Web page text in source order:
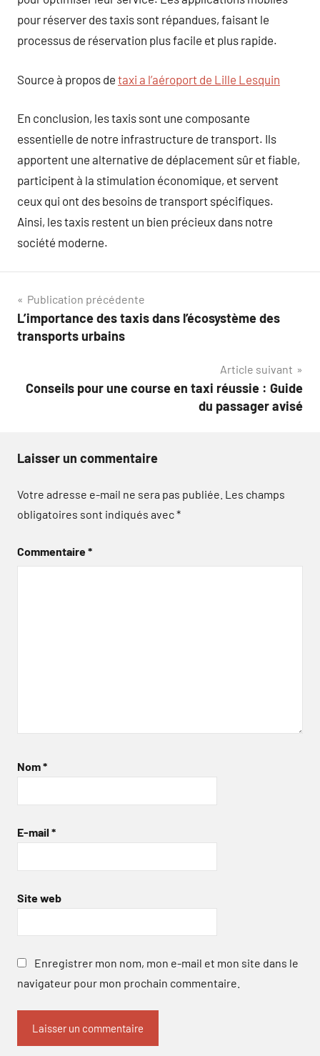
pour réserver des taxis sont répandues, faisant le
processus de réservation plus facile et plus rapide.
Source à propos de taxi a l’aéroport de Lille Lesquin
En conclusion, les taxis sont une composante
essentielle de notre infrastructure de transport. Ils
apportent une alternative de déplacement sûr et fiable,
participent à la stimulation économique, et servent
ceux qui ont des besoins de transport spécifiques.
Ainsi, les taxis restent un bien précieux dans notre
société moderne.
Navigation
de
Publication précédente
L’importance des taxis dans l’écosystème des
transports urbains
Article suivant
Conseils pour une course en taxi réussie : Guide
du passager avisé
Laisser un commentaire
Votre adresse e-mail ne sera pas publiée. Les champs
obligatoires sont indiqués avec*
Commentaire*
Nom*
E-mail *
Site web
Enregistrer mon nom, mon e-mail et mon site dans le
navigateur pour mon prochain commentaire.